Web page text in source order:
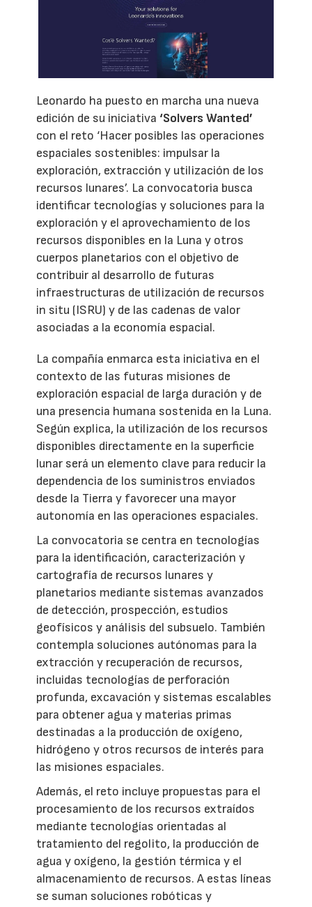
Leonardo ha puesto en marcha una nueva
edición de su iniciativa ‘Solvers Wanted’
con el reto ‘Hacer posibles las operaciones
espaciales sostenibles: impulsar la
exploración, extracción y utilización de los
recursos lunares’. La convocatoria busca
identificar tecnologías y soluciones para la
exploración y el aprovechamiento de los
recursos disponibles en la Luna y otros
cuerpos planetarios con el objetivo de
contribuir al desarrollo de futuras
infraestructuras de utilización de recursos
in situ (ISRU) y de las cadenas de valor
asociadas a la economía espacial.
La compañía enmarca esta iniciativa en el
contexto de las futuras misiones de
exploración espacial de larga duración y de
una presencia humana sostenida en la Luna.
Según explica, la utilización de los recursos
disponibles directamente en la superficie
lunar será un elemento clave para reducir la
dependencia de los suministros enviados
desde la Tierra y favorecer una mayor
autonomía en las operaciones espaciales.
La convocatoria se centra en tecnologías
para la identificación, caracterización y
cartografía de recursos lunares y
planetarios mediante sistemas avanzados
de detección, prospección, estudios
geofísicos y análisis del subsuelo. También
contempla soluciones autónomas para la
extracción y recuperación de recursos,
incluidas tecnologías de perforación
profunda, excavación y sistemas escalables
para obtener agua y materias primas
destinadas a la producción de oxígeno,
hidrógeno y otros recursos de interés para
las misiones espaciales.
Además, el reto incluye propuestas para el
procesamiento de los recursos extraídos
mediante tecnologías orientadas al
tratamiento del regolito, la producción de
agua y oxígeno, la gestión térmica y el
almacenamiento de recursos. A estas líneas
se suman soluciones robóticas y